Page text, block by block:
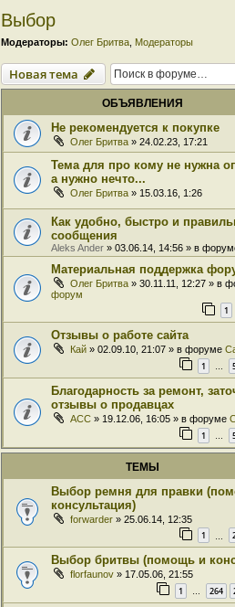
Выбор
Модераторы: Олег Бритва Модераторы
Новая тема
ОБЪЯВЛЕНИЯ
Не рекомендуется к покупке
Олег Бритва » 24.02.23, 17:21
Тема для про кому не нужна
а нужно нечто...
Олег Бритва » 15.03.16, 1:26
Как удобно, быстро и
сообщения
Aleks Ander » 03.06.14, 14:56 » в
Материальная поддержка
Олег Бритва » 30.11.11, 12:27 » в
форум
1
Отзывы о работе сайта
Кай » 02.09.10, 21:07 » в форуме
1 …
Благодарность за ремонт,
отзывы о продавцах
ACC » 19.12.06, 16:05 » в форуме
1 …
ТЕМЫ
Выбор ремня для правки
консультация)
forwarder » 25.06.14, 12:35
1
Выбор бритвы (помощь и
florfaunov » 17.05.06, 21:55
1 … 264